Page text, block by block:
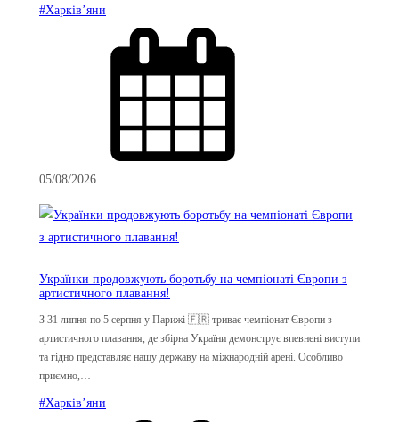
#Харків’яни
05/08/2026
Українки продовжують боротьбу на чемпіонаті Європи з
артистичного плавання!
З 31 липня по 5 серпня у Парижі 🇫🇷 триває чемпіонат Європи з
артистичного плавання, де збірна України демонструє впевнені виступи
та гідно представляє нашу державу на міжнародній арені. Особливо
приємно,…
#Харків’яни